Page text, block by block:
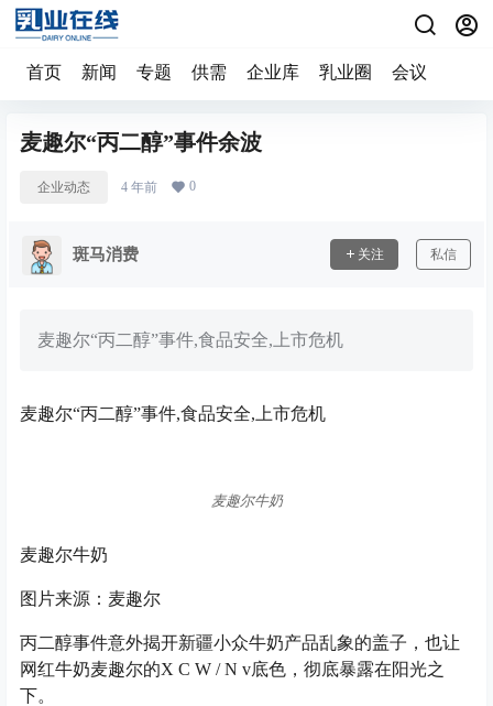
首页 新闻 专题 供需 企业库 乳业圈 会议
麦趣尔“丙二醇”事件余波
企业动态 4 年前 0
斑马消费 关注 私信
麦趣尔“丙二醇”事件,食品安全,上市危机
麦趣尔“丙二醇”事件,食品安全,上市危机
麦趣尔牛奶
麦趣尔牛奶
图片来源：麦趣尔
丙二醇事件意外揭开新疆小众牛奶产品乱象的盖子，也让
网红牛奶麦趣尔的X C W / N v底色，彻底暴露在阳光之
下。